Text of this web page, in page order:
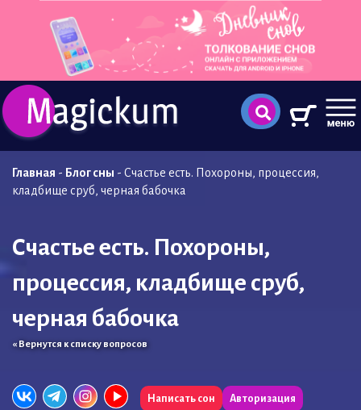
Главная - Блог сны - Счастье есть. Похороны, процессия,
кладбище сруб, черная бабочка
Счастье есть. Похороны,
процессия, кладбище сруб,
черная бабочка
« Вернутся к списку вопросов
Написать сон Авторизация